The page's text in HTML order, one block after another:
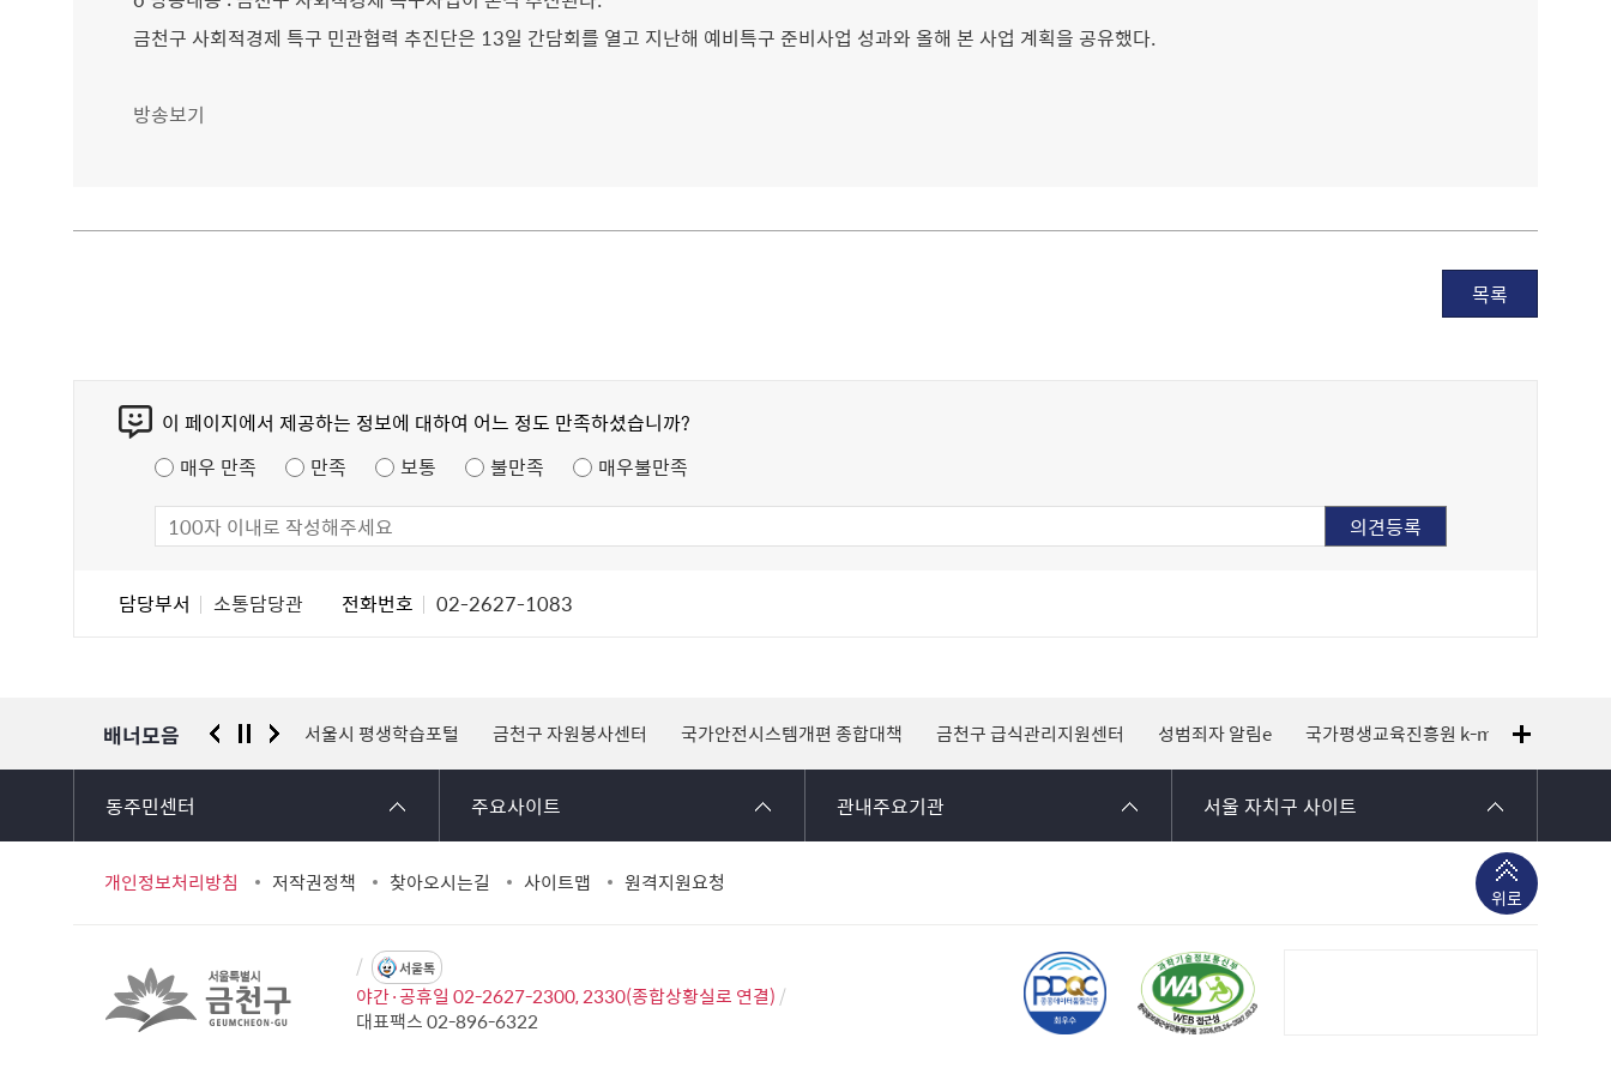
금천구 사회적경제 특구 민관협력 추진단은 13일 간담회를 열고 지난해 예비특구 준비사업 성과와 올해 본 사업 계획을 공유했다.
방송보기
목록
이 페이지에서 제공하는 정보에 대하여 어느 정도 만족하셨습니까?
매우 만족
만족 보통 불만족 매우불만족
담당부서 소통담당관 전화번호 02-2627-1083
배너모음
경찰청 유실물 통합포털 서울시 평생학습포털 금천구 자원봉사센터 국가안전시스템개편 종합대책 금천구 급식관리지원센터 성범죄자 알림e 국가평생교육진흥원 k-mooc
동주민센터 주요사이트 관내주요기관 서울 자치구 사이트
개인정보처리방침 저작권정책 찾아오시는길 사이트맵 원격지원요청
위로
서울톡
야간·공휴일 02-2627-2300, 2330(종합상황실로 연결)
대표팩스 02-896-6322